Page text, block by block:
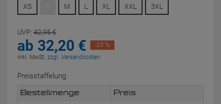
XS
M L XL XXL 3XL
UVP: 42,95€
ab 32,20 €
-25 %
inkl. MwSt. zzgl. Versandkosten
Preisstaffelung
Bestellmenge Preis